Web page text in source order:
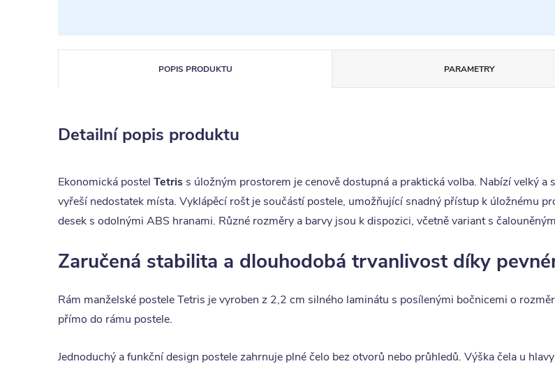
POPIS PRODUKTU PARAMETRY
Detailní popis produktu
Ekonomická postel Tetris s úložným prostorem je cenově dostupná a praktická volba. Nabízí velký
vyřeší nedostatek místa. Vyklápěcí rošt je součástí postele, umožňující snadný přístup k úložnému
desek s odolnými ABS hranami. Různé rozměry a barvy jsou k dispozici, včetně variant s
Zaručená stabilita a dlouhodobá trvanlivost díky
Rám manželské postele Tetris je vyroben z 2,2 cm silného laminátu s posílenými bočnicemi o
přímo do rámu postele.
Jednoduchý a funkční design postele zahrnuje plné čelo bez otvorů nebo průhledů. Výška čela u